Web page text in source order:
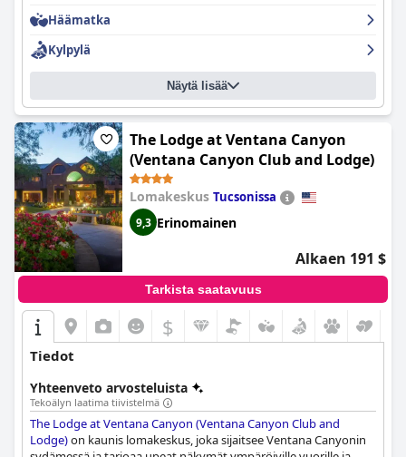
yhteydessä. Kaiken kaikkiaan
on
loistava kohde niille, jotka etsivät hyvinvointikeskeistä lomaa.
Häämatka
Kylpylä
Näytä lisää
The Lodge at Ventana Canyon
(Ventana Canyon Club and Lodge)
Lomakeskus Tucsonissa
9,3 Erinomainen
Alkaen 191 $
Tarkista saatavuus
$
Tiedot
Yhteenveto arvosteluista
Tekoälyn laatima tiivistelmä
The Lodge at Ventana Canyon (Ventana Canyon Club and
Lodge)on kaunis lomakeskus, joka sijaitsee Ventana Canyonin